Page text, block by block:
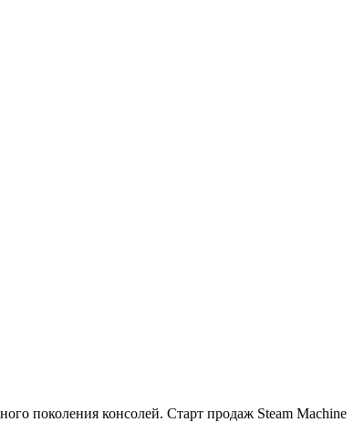
поколения консолей. Старт продаж Steam Machine